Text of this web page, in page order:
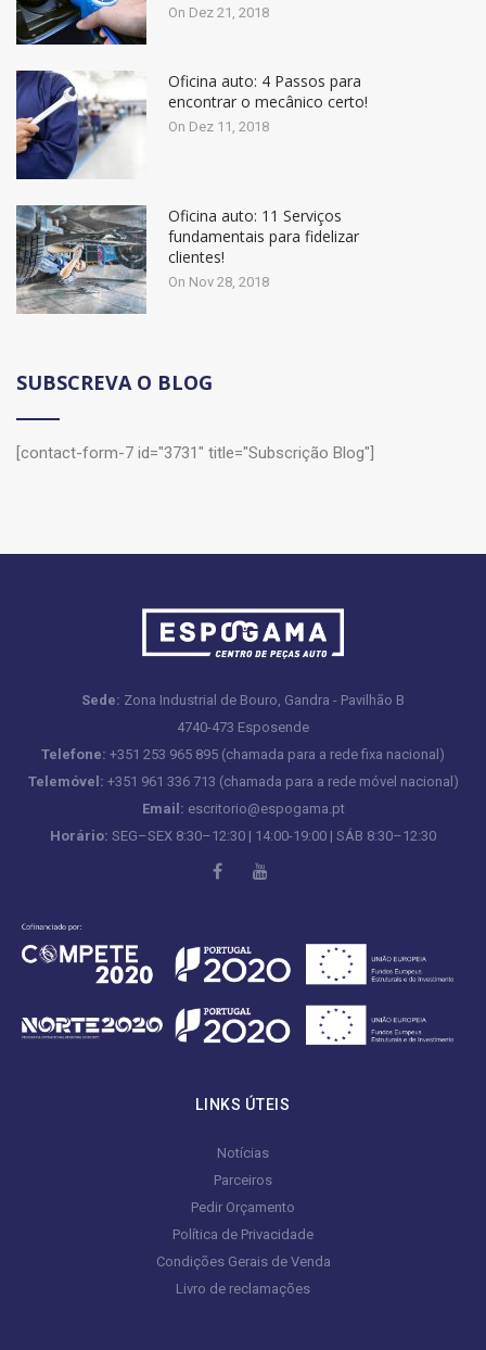
On Dez 21, 2018
Oficina auto: 4 Passos para
encontrar o mecânico certo!
On Dez 11, 2018
Oficina auto: 11 Serviços
fundamentais para fidelizar
clientes!
On Nov 28, 2018
SUBSCREVA O BLOG
[contact-form-7 id="3731" title="Subscrição Blog"]
Sede: Zona Industrial de Bouro, Gandra - Pavilhão B
4740-473 Esposende
Telefone: +351 253 965 895 (chamada para a rede fixa nacional)
Telemóvel: +351 961 336 713 (chamada para a rede móvel nacional)
Email: escritorio@espogama.pt
Horário: SEG–SEX 8:30–12:30 | 14:00-19:00 | SÁB 8:30–12:30
LINKS ÚTEIS
Notícias
Parceiros
Pedir Orçamento
Política de Privacidade
Condições Gerais de Venda
Livro de reclamações